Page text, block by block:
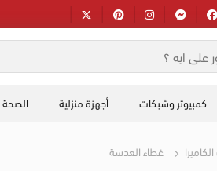
كمبيوتر وشبكات أجهزة منزلية الصحة
غطاء العدسة